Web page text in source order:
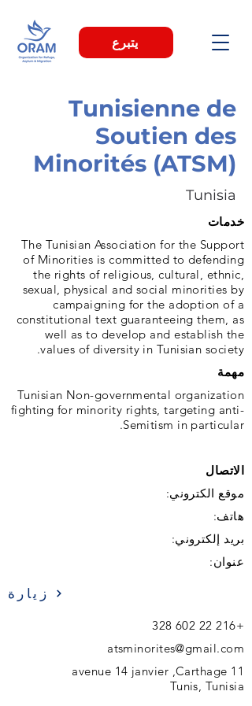
يتبرع
Tunisienne de
Soutien des
Minorités (ATSM)
Tunisia
خدمات
The Tunisian Association for the Support
of Minorities is committed to defending
the rights of religious, cultural, ethnic,
sexual, physical and social minorities by
campaigning for the adoption of a
constitutional text guaranteeing them, as
well as to develop and establish the
values of diversity in Tunisian society.
مهمة
Tunisian Non-governmental organization
fighting for minority rights, targeting anti-
Semitism in particular.
الاتصال
موقع الكتروني:
هاتف:
بريد إلكتروني:
عنوان:
زيارة
+216 22 602 328
atsminorites@gmail.com
11 avenue 14 janvier ,Carthage
Tunis, Tunisia